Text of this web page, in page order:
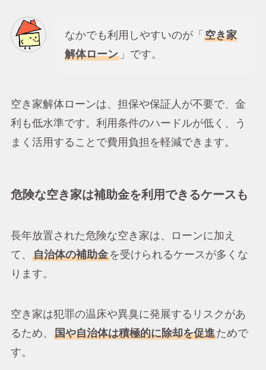
なかでも利用しやすいのが「空き家
解体ローン 」です。
空き家解体ローンは、担保や保証人が不要で、金
利も低水準です。利用条件のハードルが低く、う
まく活用することで費用負担を軽減できます。
危険な空き家は補助金を利用できるケースも
長年放置された危険な空き家は、ローンに加え
て、
自治体の補助金を受けられるケースが多くな
ります。
空き家は犯罪の温床や異臭に発展するリスクがあ
るため、
国や自治体は積極的に除却を促進ためで
す。